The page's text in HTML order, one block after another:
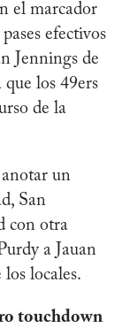
el marcador
efectivos
Jennings de
que los 49ers
de la
un
San
con otra
a Jauan
locales.
touchdown